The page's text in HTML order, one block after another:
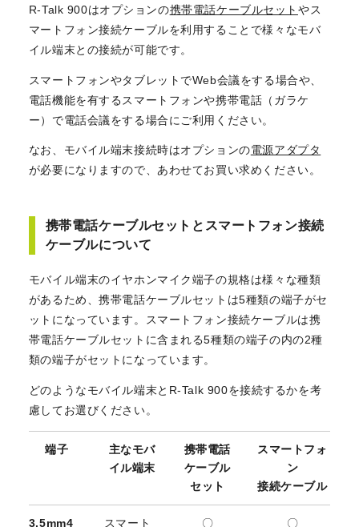
R-Talk 900はオプションの携帯電話ケーブルセット やス
マートフォン接続ケーブルを利用することで様々なモバ
イル端末との接続が可能です。
スマートフォンやタブレットでWeb会議をする場合や、
電話機能を有するスマートフォンや携帯電話（ガラケ
ー）で電話会議をする場合にご利用ください。
なお、モバイル端末接続時はオプションの電源アダプタ
が必要になりますので、あわせてお買い求めください。
携帯電話ケーブルセットとスマートフォン接続
ケーブルについて
モバイル端末のイヤホンマイク端子の規格は様々な種類
があるため、携帯電話ケーブルセットは5種類の端子がセ
ットになっています。スマートフォン接続ケーブルは携
帯電話ケーブルセットに含まれる5種類の端子の内の2種
類の端子がセットになっています。
どのようなモバイル端末とR-Talk 900を接続するかを考
慮してお選びください。
端子
主なモバ
イル端末
携帯電話
ケーブル
セット
スマートフォ
ン
接続ケーブル
3.5mm4
スマート
〇 〇